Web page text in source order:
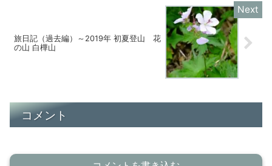
旅日記（過去編）～2019年 初夏登山 花
の山 白樺山
コメント